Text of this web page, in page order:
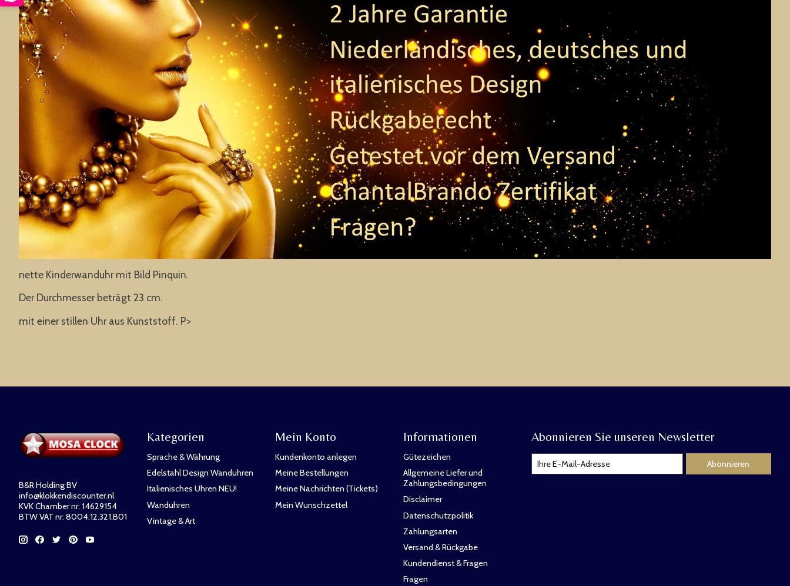
nette Kinderwanduhr mit Bild Pinquin.
Der Durchmesser beträgt 23 cm.
mit einer stillen Uhr aus Kunststoff. P>
B&R Holding BV
info@klokkendiscounter.nl
KVK Chamber nr: 14629154
BTW VAT nr: 8004.12.321.B01
Kategorien
Sprache & Währung
Edelstahl Design Wanduhren
Italienisches Uhren NEU!
Wanduhren
Vintage & Art
Mein Konto
Kundenkonto anlegen
Meine Bestellungen
Meine Nachrichten (Tickets)
Mein Wunschzettel
Informationen
Gütezeichen
Allgemeine Liefer und
Zahlungsbedingungen
Disclaimer
Datenschutzpolitik
Zahlungsarten
Versand & Rückgabe
Kundendienst & Fragen
Fragen
Abonnieren Sie unseren Newsletter
Abonnieren